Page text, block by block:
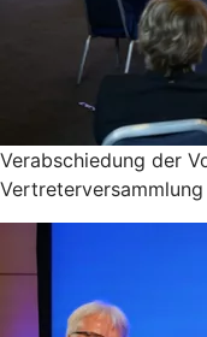
Verabschiedung der